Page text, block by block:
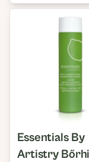
Essentials By
Artistry